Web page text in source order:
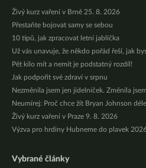
Živý kurz vaření v Brně 25. 8. 2026
Přestaňte bojovat samy se sebou
10 tipů, jak zpracovat letní jablíčka
Už vás unavuje, že někdo pořád řeší, jak
Pět kilo mít a nemít je podstatný rozdíl!
Jak podpořit své zdraví v srpnu
Nezměnila jsem jen jídelníček. Změnila
Neumírej: Proč chce žít Bryan Johnson déle
Živý kurz vaření v Praze 9. 8. 2026
Výzva pro hrdiny Hubneme do plavek
Vybrané články